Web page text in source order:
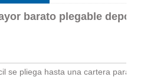
barato plegable
se pliega hasta una cartera para